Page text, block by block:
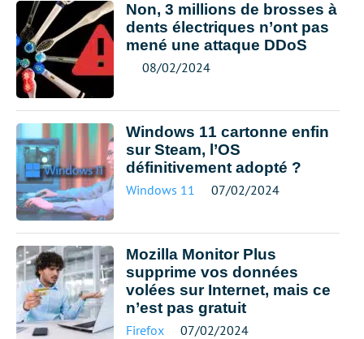
Non, 3 millions de brosses à
dents électriques n’ont pas
mené une attaque DDoS
08/02/2024
Windows 11 cartonne enfin
sur Steam, l’OS
définitivement adopté ?
Windows 11 07/02/2024
Mozilla Monitor Plus
supprime vos données
volées sur Internet, mais ce
n’est pas gratuit
Firefox 07/02/2024